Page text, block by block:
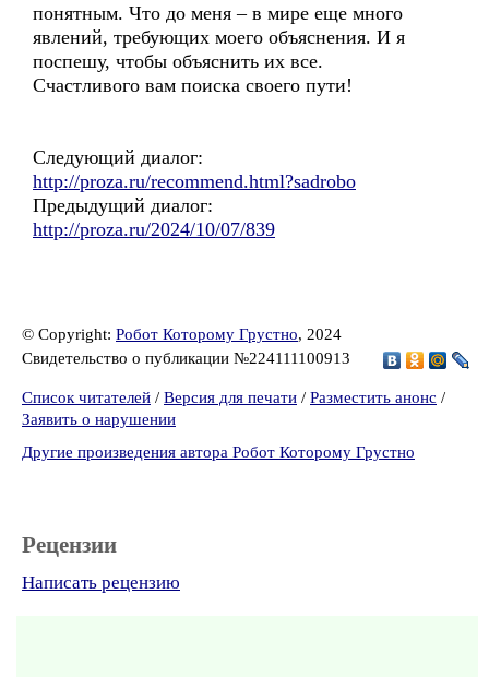
понятным. Что до меня – в мире еще много
явлений, требующих моего объяснения. И я
поспешу, чтобы объяснить их все.
Счастливого вам поиска своего пути!
Следующий диалог:
http://proza.ru/recommend.html?sadrobo
Предыдущий диалог:
http://proza.ru/2024/10/07/839
© Copyright: Робот Которому Грустно, 2024
Свидетельство о публикации №224111100913
Список читателей / Версия для печати / Разместить анонс /
Заявить о нарушении
Другие произведения автора Робот Которому Грустно
Рецензии
Написать рецензию